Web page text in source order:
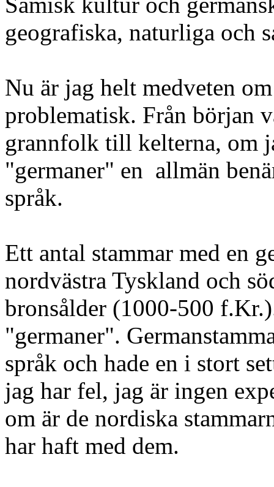
geografiska, naturliga och
Nu är jag helt medveten
problematisk. Från början
grannfolk till kelterna, om
"germaner" en allmän
språk.
Ett antal stammar med en
nordvästra Tyskland och
bronsålder (1000-500
"germaner".
språk och hade en i stort
jag har fel, jag är ingen
om är de nordiska
har haft med dem.